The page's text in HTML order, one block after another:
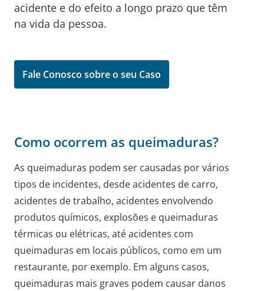
acidente e do efeito a longo prazo que têm
na vida da pessoa.
Fale Conosco sobre o seu Caso
Como ocorrem as queimaduras?
As queimaduras podem ser causadas por vários
tipos de incidentes, desde acidentes de carro,
acidentes de trabalho, acidentes envolvendo
produtos químicos, explosões e queimaduras
térmicas ou elétricas, até acidentes com
queimaduras em locais públicos, como em um
restaurante, por exemplo. Em alguns casos,
queimaduras mais graves podem causar danos